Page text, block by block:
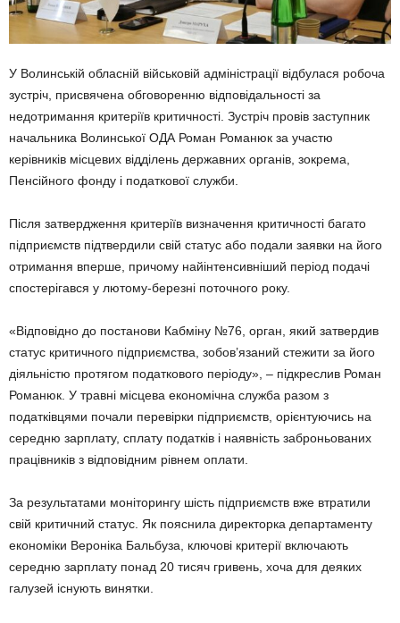
У Волинській обласній військовій адміністрації відбулася робоча
зустріч, присвячена обговоренню відповідальності за
недотримання критеріїв критичності. Зустріч провів заступник
начальника Волинської ОДА Роман Романюк за участю
керівників місцевих відділень державних органів, зокрема,
Пенсійного фонду і податкової служби.
Після затвердження критеріїв визначення критичності багато
підприємств підтвердили свій статус або подали заявки на його
отримання вперше, причому найінтенсивніший період подачі
спостерігався у лютому-березні поточного року.
«Відповідно до постанови Кабміну №76, орган, який затвердив
статус критичного підприємства, зобов’язаний стежити за його
діяльністю протягом податкового періоду», – підкреслив Роман
Романюк. У травні місцева економічна служба разом з
податківцями почали перевірки підприємств, орієнтуючись на
середню зарплату, сплату податків і наявність заброньованих
працівників з відповідним рівнем оплати.
За результатами моніторингу шість підприємств вже втратили
свій критичний статус. Як пояснила директорка департаменту
економіки Вероніка Бальбуза, ключові критерії включають
середню зарплату понад 20 тисяч гривень, хоча для деяких
галузей існують винятки.